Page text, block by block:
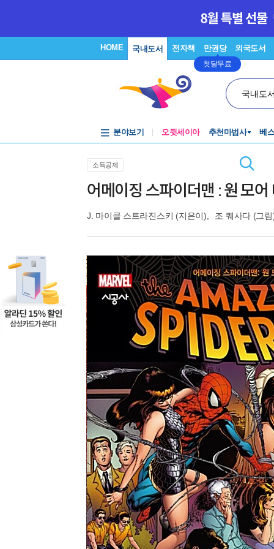
HOME 국내도서 전자책 만권당
첫달무료
외국도서
국내도
분야보기 오뒷세이아 추천마법사 베
소득공제
어메이징 스파이더맨 : 원 모어
J. 마이클 스트라진스키 (지은이), 조 퀘사다 (그